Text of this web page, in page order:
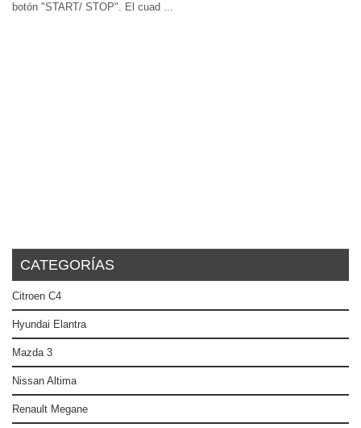
botón "START/ STOP". El cuad ...
CATEGORÍAS
Citroen C4
Hyundai Elantra
Mazda 3
Nissan Altima
Renault Megane